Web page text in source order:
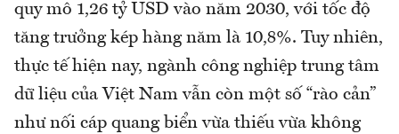
quy mô 1,26 tỷ USD vào năm 2030, với tốc độ
tăng trưởng kép hàng năm là 10,8%. Tuy nhiên,
thực tế hiện nay, ngành công nghiệp trung tâm
dữ liệu của Việt Nam vẫn còn một số “rào cản”
như nối cáp quang biển vừa thiếu vừa không